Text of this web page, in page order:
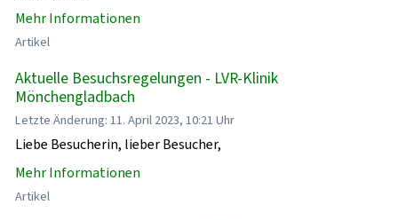
Mehr Informationen
Artikel
Aktuelle Besuchsregelungen - LVR-Klinik
Mönchengladbach
Letzte Änderung: 11. April 2023, 10:21 Uhr
Liebe Besucherin, lieber Besucher,
Mehr Informationen
Artikel